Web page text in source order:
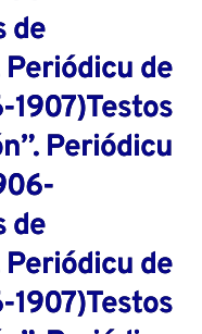
de
Periódicu de
1907)Testos
Periódicu
de
Periódicu de
1907)Testos